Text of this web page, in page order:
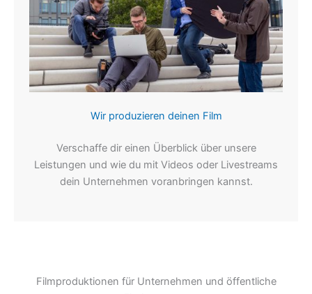
Wir produzieren deinen Film
Verschaffe dir einen Überblick über unsere
Leistungen und wie du mit Videos oder Livestreams
dein Unternehmen voranbringen kannst.
Filmproduktionen für Unternehmen und öffentliche